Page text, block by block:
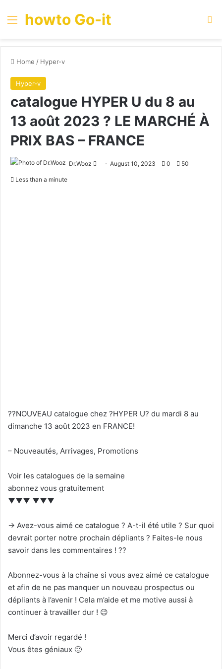
Menu
howto Go-it
Home / Hyper-v
Hyper-v
catalogue HYPER U du 8 au
13 août 2023 ? LE MARCHÉ À
PRIX BAS – FRANCE
Dr.Wooz
SendAugust 10, 2023 0 50
Less than a minute
??NOUVEAU catalogue chez ?HYPER U? du mardi 8 au
dimanche 13 août 2023 en FRANCE!
– Nouveautés, Arrivages, Promotions
Voir les catalogues de la semaine
abonnez vous gratuitement
▼▼▼ ▼▼▼
→ Avez-vous aimé ce catalogue ? A-t-il été utile ? Sur quoi
devrait porter notre prochain dépliants ? Faites-le nous
savoir dans les commentaires ! ??
Abonnez-vous à la chaîne si vous avez aimé ce catalogue
et afin de ne pas manquer un nouveau prospectus ou
dépliants à l’avenir ! Cela m’aide et me motive aussi à
continuer à travailler dur ! 😉
Merci d’avoir regardé !
Vous êtes géniaux 🙂